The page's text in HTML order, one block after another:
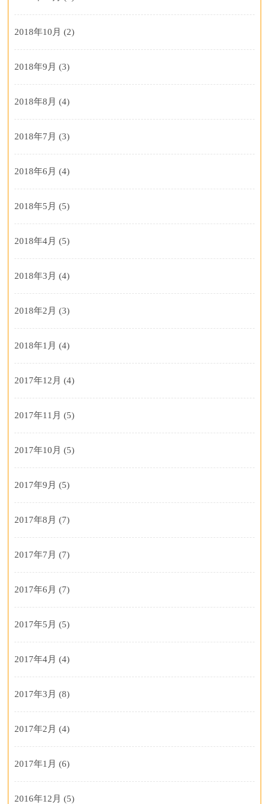
2018年10月 (2)
2018年9月 (3)
2018年8月 (4)
2018年7月 (3)
2018年6月 (4)
2018年5月 (5)
2018年4月 (5)
2018年3月 (4)
2018年2月 (3)
2018年1月 (4)
2017年12月 (4)
2017年11月 (5)
2017年10月 (5)
2017年9月 (5)
2017年8月 (7)
2017年7月 (7)
2017年6月 (7)
2017年5月 (5)
2017年4月 (4)
2017年3月 (8)
2017年2月 (4)
2017年1月 (6)
2016年12月 (5)